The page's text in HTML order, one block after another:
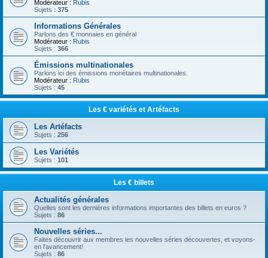
Modérateur : Rubis
Sujets : 375
Informations Générales
Parlons des € monnaies en général
Modérateur : Rubis
Sujets : 366
Émissions multinationales
Parlons ici des émissions monétaires multinationales.
Modérateur : Rubis
Sujets : 45
Les € variétés et Artéfacts
Les Artéfacts
Sujets : 256
Les Variétés
Sujets : 101
Les € billets
Actualités générales
Quelles sont les dernières informations importantes des billets en euros ?
Sujets : 86
Nouvelles séries...
Faites découvrir aux membres les nouvelles séries découvertes, et voyons-
en l'avancement!
Sujets : 86